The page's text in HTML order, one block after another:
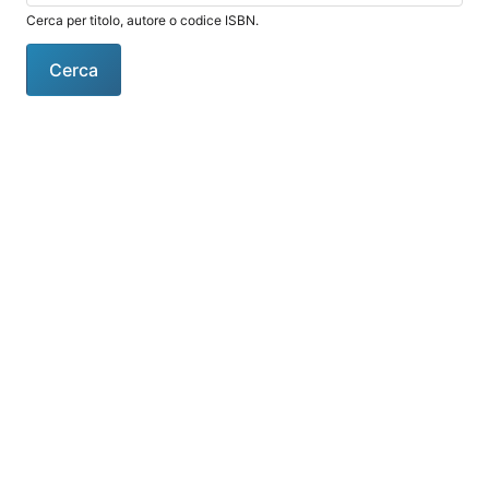
Cerca per titolo, autore o codice ISBN.